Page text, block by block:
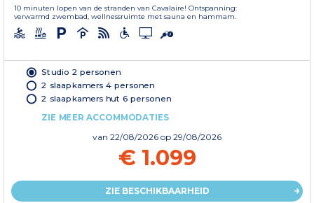
10 minuten lopen van de stranden van Cavalaire! Ontspanning:
verwarmd zwembad, wellnessruimte met sauna en hammam.
Studio 2 personen
2 slaapkamers 4 personen
2 slaapkamers hut 6 personen
ZIE MEER ACCOMMODATIES
van 22/08/2026 op 29/08/2026
€ 1.099
ZIE BESCHIKBAARHEID